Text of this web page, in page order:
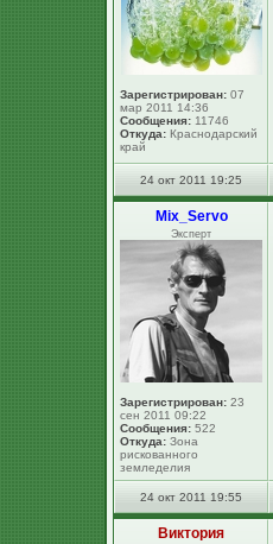
Зарегистрирован: 07
мар 2011 14:36
Сообщения: 11746
Откуда: Краснодарский
край
24 окт 2011 19:25
Mix_Servo
Эксперт
Зарегистрирован: 23
сен 2011 09:22
Сообщения: 522
Откуда: Зона
рискованного
земледелия
24 окт 2011 19:55
Виктория